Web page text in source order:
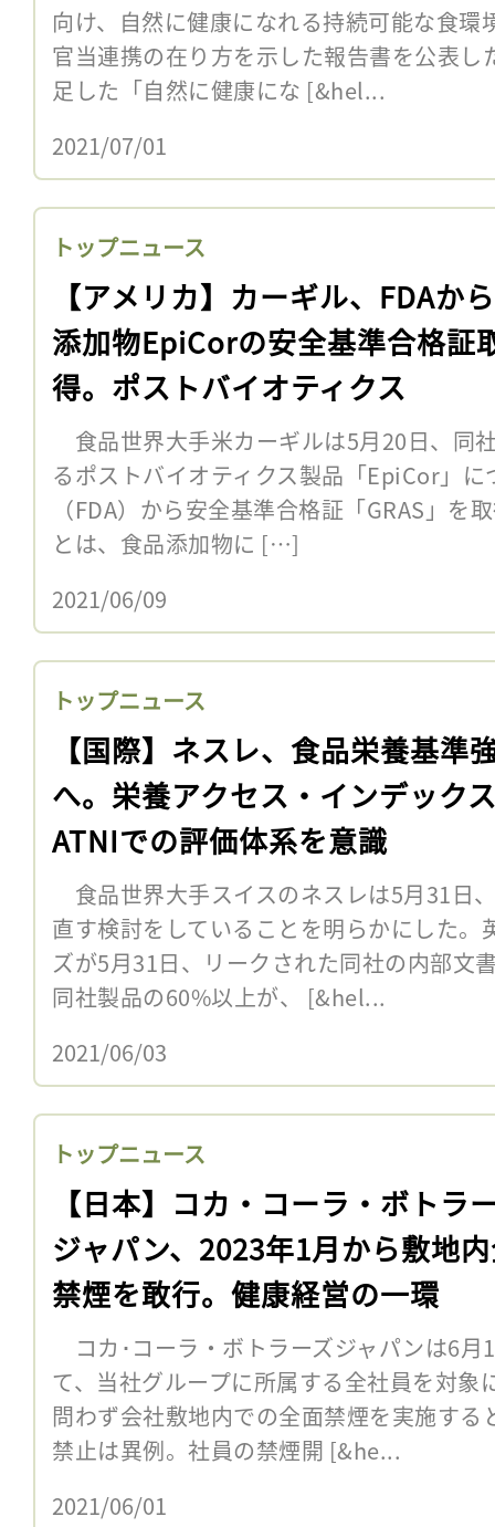
向け、自然に健康になれる持続可能な食
官当連携の在り方を示した報告書を公表
足した「自然に健康にな [&hel...
2021/07/01
トップニュース
【アメリカ】カーギル、FDAか
添加物EpiCorの安全基準合格証
得。ポストバイオティクス
食品世界大手米カーギルは5月20日、同
るポストバイオティクス製品「EpiCor」
（FDA）から安全基準合格証「GRAS」を
とは、食品添加物に […]
2021/06/09
トップニュース
【国際】ネスレ、食品栄養基準
へ。栄養アクセス・インデック
ATNIでの評価体系を意識
食品世界大手スイスのネスレは5月31日
直す検討をしていることを明らかにした。
ズが5月31日、リークされた同社の内部文
同社製品の60%以上が、 [&hel...
2021/06/03
トップニュース
【日本】コカ・コーラ・ボトラ
ジャパン、2023年1月から敷地
禁煙を敢行。健康経営の一環
コカ･コーラ・ボトラーズジャパンは6月
て、当社グループに所属する全社員を対象
問わず会社敷地内での全面禁煙を実施す
禁止は異例。社員の禁煙開 [&he...
2021/06/01